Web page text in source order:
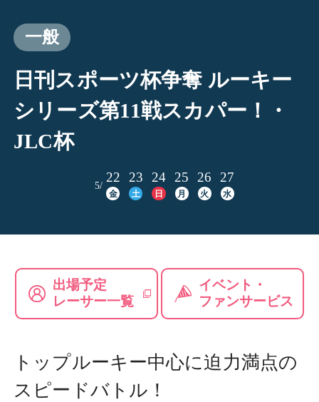
一般
日刊スポーツ杯争奪 ルーキー
シリーズ第11戦スカパー！・
JLC杯
5/
22
金
23
土
24
日
25
月
26
火
27
水
出場予定
レーサー一覧
イベント・
ファンサービス
トップルーキー中心に迫力満点の
スピードバトル！